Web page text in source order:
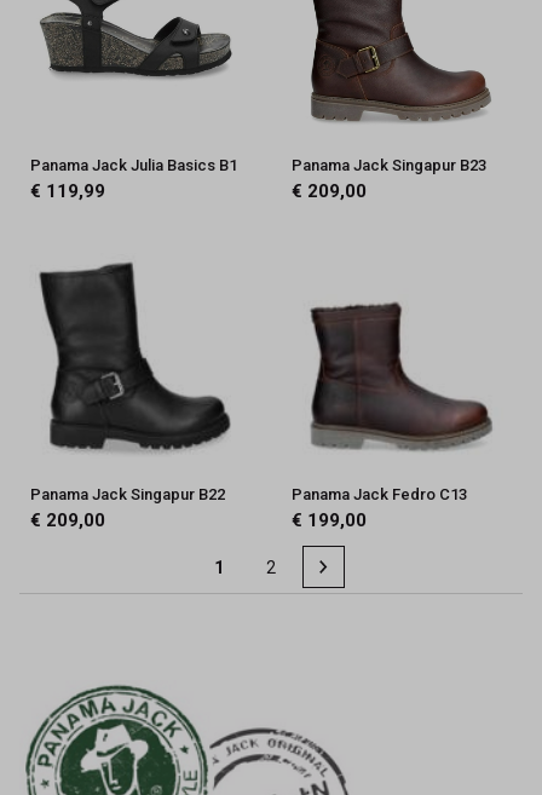
Panama Jack Julia Basics B1
€ 119,99
Panama Jack Singapur B23
€ 209,00
Panama Jack Singapur B22
€ 209,00
Panama Jack Fedro C13
€ 199,00
1 2